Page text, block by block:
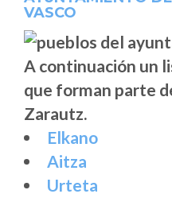
VASCO
A continuación un
que forman parte
Zarautz.
Elkano
Aitza
Urteta